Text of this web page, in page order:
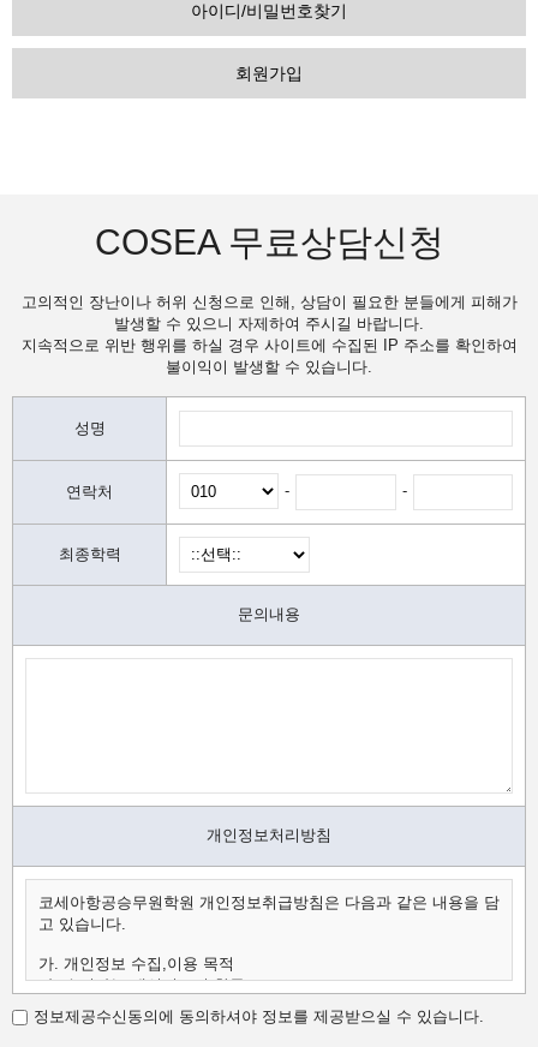
아이디/비밀번호찾기
회원가입
COSEA 무료상담신청
고의적인 장난이나 허위 신청으로 인해, 상담이 필요한 분들에게 피해가
발생할 수 있으니 자제하여 주시길 바랍니다.
지속적으로 위반 행위를 하실 경우 사이트에 수집된 IP 주소를 확인하여
불이익이 발생할 수 있습니다.
성명
연락처 - -
최종학력
문의내용
개인정보처리방침
코세아항공승무원학원 개인정보취급방침은 다음과 같은 내용을 담
고 있습니다.
가. 개인정보 수집,이용 목적
나. 수집하는 개인정보의 항목
다. 개인정보의 보유 및 이용 기간
가.개인정보 수집,이용 목적
정보제공수신동의에 동의하셔야 정보를 제공받으실 수 있습니다.